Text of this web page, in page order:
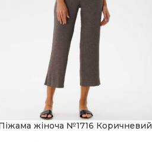
жіноча №1716 Коричневий